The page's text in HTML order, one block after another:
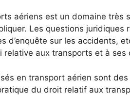
aériens est un domaine très
Les questions
d’enquête sur les accidents,
relative aux transports et à
en transport aérien sont
du droit relatif aux